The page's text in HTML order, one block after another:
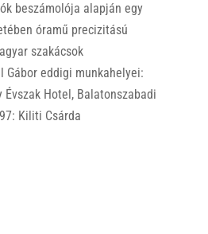
beszámolója alapján egy
óramű precizitású
szakácsok
Gábor eddigi munkahelyei:
Évszak Hotel, Balatonszabadi
Kiliti Csárda